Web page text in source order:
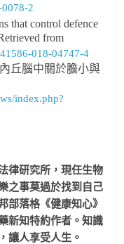
2
that control defence
from
018-04747-4
丘腦中關於膽小與
index.php?
律研究所，現任生物
之事莫過於找到自己
部落格《健康知心》
新知特約作者。知識
讓人享受人生。